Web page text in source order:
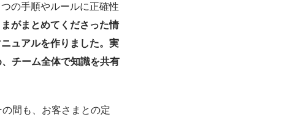
の手順やルールに正確性
がまとめてくださった情
ュアルを作りました。実
チーム全体で知識を共有
間も、お客さまとの定